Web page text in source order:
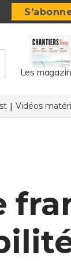
Les
Vidéos